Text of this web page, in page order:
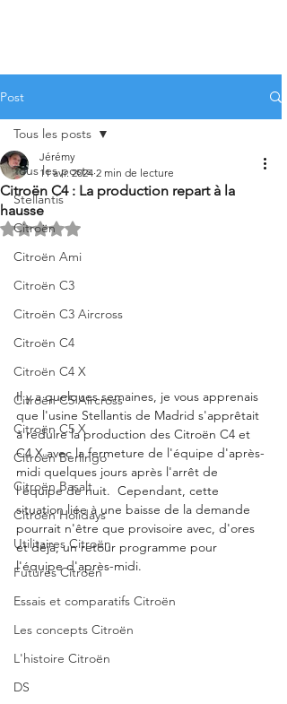
Post
Tous les posts
Stellantis
Citroën
Citroën Ami
Citroën C3
Citroën C3 Aircross
Citroën C4
Citroën C4 X
Citroën C5 Aircross
Citroën C5 X
Citroën Berlingo
Citroën Basalt
Citroën Holidays
Utilitaires Citroën
Futures Citroën
Essais et comparatifs Citroën
Les concepts Citroën
L'histoire Citroën
DS
Tous les posts
Citroën C4 : La production repart à la
hausse
Jérémy
11 avr. 2024 2 min de lecture
Noté NaN étoiles sur 5.
Il y a quelques semaines, je vous apprenais
que l'usine Stellantis de Madrid s'apprêtait
à réduire la production des Citroën C4 et
C4 X avec la fermeture de l'équipe d'après-
midi quelques jours après l'arrêt de
l'équipe de nuit.  Cependant, cette
situation liée à une baisse de la demande
pourrait n'être que provisoire avec, d'ores
et déjà, un retour programme pour
l'équipe d'après-midi.